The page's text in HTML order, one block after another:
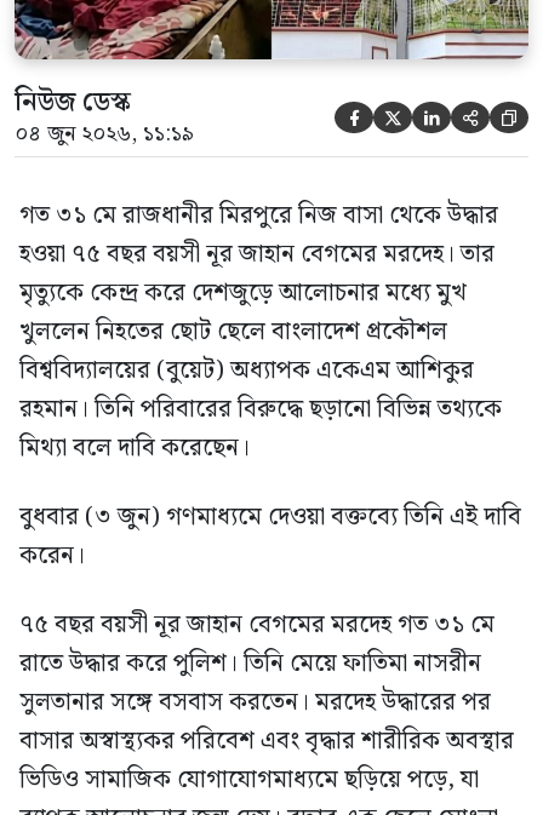
নিউজ ডেস্ক
০৪ জুন ২০২৬, ১১:১৯     
গত ৩১ মে রাজধানীর মিরপুরে নিজ বাসা থেকে উদ্ধার
হওয়া ৭৫ বছর বয়সী নূর জাহান বেগমের মরদেহ। তার
মৃত্যুকে কেন্দ্র করে দেশজুড়ে আলোচনার মধ্যে মুখ
খুললেন নিহতের ছোট ছেলে বাংলাদেশ প্রকৌশল
বিশ্ববিদ্যালয়ের (বুয়েট) অধ্যাপক একেএম আশিকুর
রহমান। তিনি পরিবারের বিরুদ্ধে ছড়ানো বিভিন্ন তথ্যকে
মিথ্যা বলে দাবি করেছেন।
বুধবার (৩ জুন) গণমাধ্যমে দেওয়া বক্তব্যে তিনি এই দাবি
করেন।
৭৫ বছর বয়সী নূর জাহান বেগমের মরদেহ গত ৩১ মে
রাতে উদ্ধার করে পুলিশ। তিনি মেয়ে ফাতিমা নাসরীন
সুলতানার সঙ্গে বসবাস করতেন। মরদেহ উদ্ধারের পর
বাসার অস্বাস্থ্যকর পরিবেশ এবং বৃদ্ধার শারীরিক অবস্থার
ভিডিও সামাজিক যোগাযোগমাধ্যমে ছড়িয়ে পড়ে, যা